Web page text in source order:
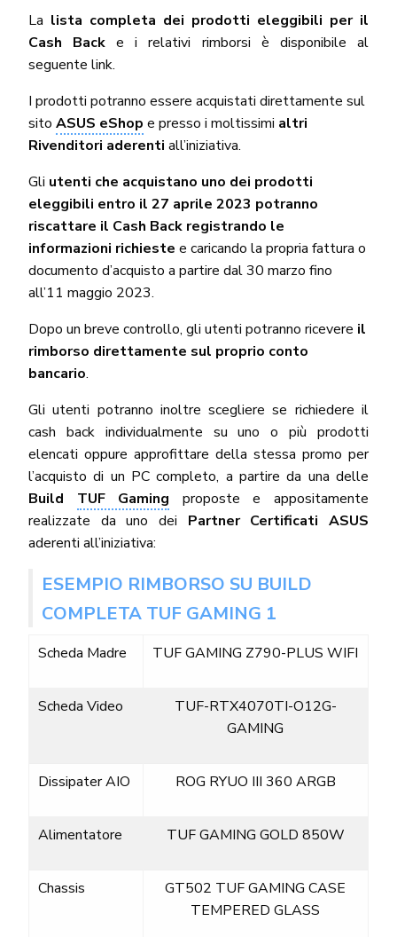
La lista completa dei prodotti eleggibili per il
Cash Back e i relativi rimborsi è disponibile al
seguente link.
I prodotti potranno essere acquistati direttamente sul
sito ASUS eShop e presso i moltissimi altri
Rivenditori aderenti all’iniziativa.
Gli utenti che acquistano uno dei prodotti
eleggibili entro il 27 aprile 2023 potranno
riscattare il Cash Back registrando le
informazioni richieste e caricando la propria fattura o
documento d’acquisto a partire dal 30 marzo fino
all’11 maggio 2023.
Dopo un breve controllo, gli utenti potranno ricevere il
rimborso direttamente sul proprio conto
bancario.
Gli utenti potranno inoltre scegliere se richiedere il
cash back individualmente su uno o più prodotti
elencati oppure approfittare della stessa promo per
l’acquisto di un PC completo, a partire da una delle
Build
TUF Gaming proposte e appositamente
realizzate da uno dei Partner Certificati ASUS
aderenti all’iniziativa:
ESEMPIO RIMBORSO SU BUILD
COMPLETA TUF GAMING 1
Scheda Madre TUF GAMING Z790-PLUS WIFI
Scheda Video
TUF-RTX4070TI-O12G-
GAMING
Dissipater AIO ROG RYUO III 360 ARGB
Alimentatore TUF GAMING GOLD 850W
Chassis
GT502 TUF GAMING CASE
TEMPERED GLASS